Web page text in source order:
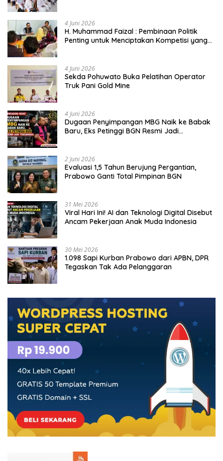
4 Juni 2026
H. Muhammad Faizal : Pembinaan Politik
Penting untuk Menciptakan Kompetisi yang
4 Juni 2026
Sekda Pohuwato Buka Pelatihan Operator
Truk Pani Gold Mine
4 Juni 2026
Dugaan Penyimpangan MBG Naik ke Babak
Baru, Eks Petinggi BGN Resmi Jadi
2 Juni 2026
Evaluasi 1,5 Tahun Berujung Pergantian,
Prabowo Ganti Total Pimpinan BGN
31 Mei 2026
Viral Hari Ini! AI dan Teknologi Digital Disebut
Ancam Pekerjaan Anak Muda Indonesia
30 Mei 2026
1.098 Sapi Kurban Prabowo dari APBN, DPR
Tegaskan Tak Ada Pelanggaran